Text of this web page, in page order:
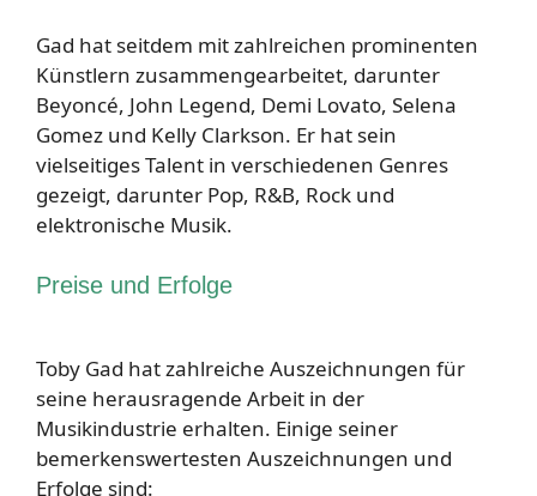
Gad hat seitdem mit zahlreichen prominenten
Künstlern zusammengearbeitet, darunter
Beyoncé, John Legend, Demi Lovato, Selena
Gomez und Kelly Clarkson. Er hat sein
vielseitiges Talent in verschiedenen Genres
gezeigt, darunter Pop, R&B, Rock und
elektronische Musik.
Preise und Erfolge
Toby Gad hat zahlreiche Auszeichnungen für
seine herausragende Arbeit in der
Musikindustrie erhalten. Einige seiner
bemerkenswertesten Auszeichnungen und
Erfolge sind: